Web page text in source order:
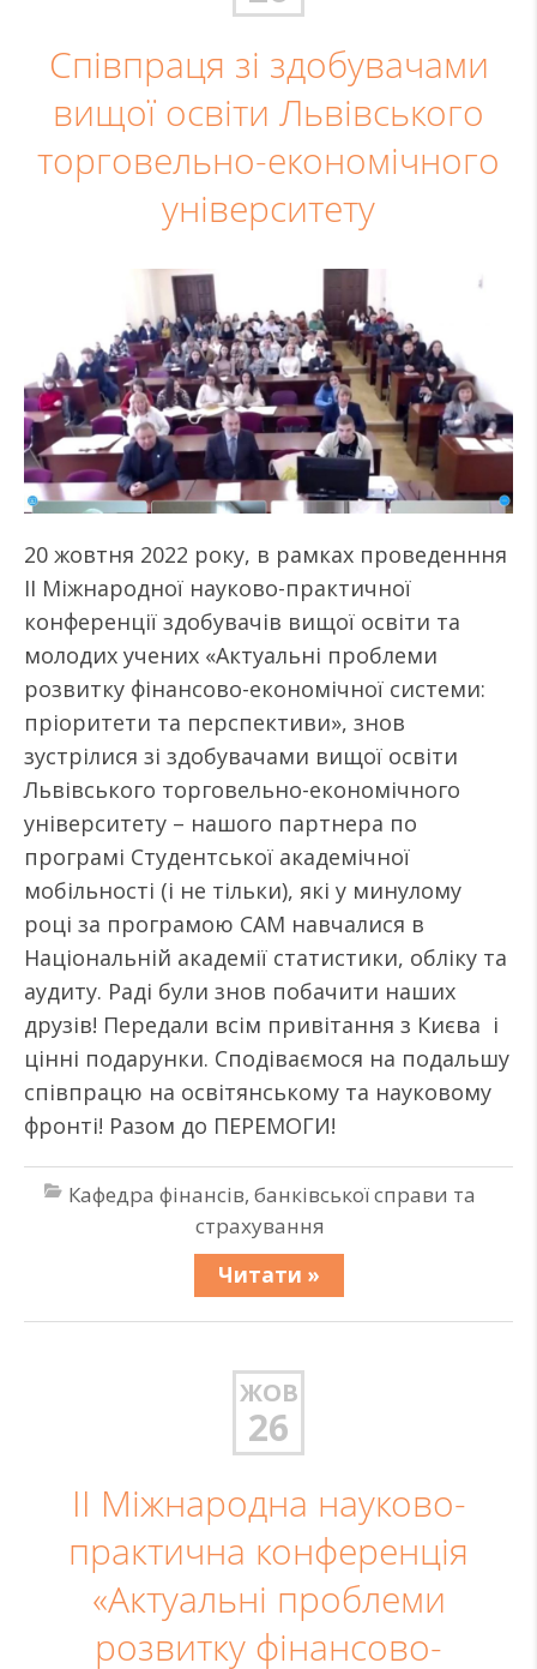
Співпраця зі здобувачами
вищої освіти Львівського
торговельно-економічного
університету
20 жовтня 2022 року, в рамках проведенння
ІІ Міжнародної науково-практичної
конференції здобувачів вищої освіти та
молодих учених «Актуальні проблеми
розвитку фінансово-економічної системи:
пріоритети та перспективи», знов
зустрілися зі здобувачами вищої освіти
Львівського торговельно-економічного
університету – нашого партнера по
програмі Студентської академічної
мобільності (і не тільки), які у минулому
році за програмою САМ навчалися в
Національній академії статистики, обліку та
аудиту. Раді були знов побачити наших
друзів! Передали всім привітання з Києва і
цінні подарунки. Сподіваємося на подальшу
співпрацю на освітянському та науковому
фронті! Разом до ПЕРЕМОГИ!
Кафедра фінансів, банківської справи та
страхування
Читати »
ЖОВ
26
ІI Міжнародна науково-
практична конференція
«Актуальні проблеми
розвитку фінансово-